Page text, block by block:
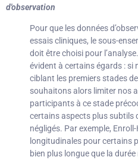
d'observation
Pour que les données
essais cliniques, le sous-
doit être choisi pour
évident à certains égards : si
ciblant les premiers stades
souhaitons alors limiter nos
participants à ce stade
certains aspects plus subtils
négligés. Par exemple,
longitudinales pour certains
bien plus longue que la